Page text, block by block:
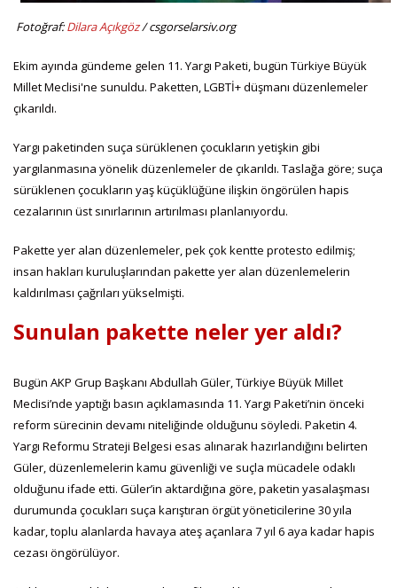
Fotoğraf:Dilara Açıkgöz/ csgorselarsiv.org
Ekim ayında gündeme gelen 11. Yargı Paketi, bugün Türkiye Büyük
Millet Meclisi'ne sunuldu. Paketten, LGBTİ+ düşmanı düzenlemeler
çıkarıldı.
Yargı paketinden suça sürüklenen çocukların yetişkin gibi
yargılanmasına yönelik düzenlemeler de çıkarıldı. Taslağa göre; suça
sürüklenen çocukların yaş küçüklüğüne ilişkin öngörülen hapis
cezalarının üst sınırlarının artırılması planlanıyordu.
Pakette yer alan düzenlemeler, pek çok kentte protesto edilmiş;
insan hakları kuruluşlarından pakette yer alan düzenlemelerin
kaldırılması çağrıları yükselmişti.
Sunulan pakette neler yer aldı?
Bugün AKP Grup Başkanı Abdullah Güler, Türkiye Büyük Millet
Meclisi’nde yaptığı basın açıklamasında 11. Yargı Paketi’nin önceki
reform sürecinin devamı niteliğinde olduğunu söyledi. Paketin 4.
Yargı Reformu Strateji Belgesi esas alınarak hazırlandığını belirten
Güler, düzenlemelerin kamu güvenliği ve suçla mücadele odaklı
olduğunu ifade etti. Güler’in aktardığına göre, paketin yasalaşması
durumunda çocukları suça karıştıran örgüt yöneticilerine 30 yıla
kadar, toplu alanlarda havaya ateş açanlara 7 yıl 6 aya kadar hapis
cezası öngörülüyor.